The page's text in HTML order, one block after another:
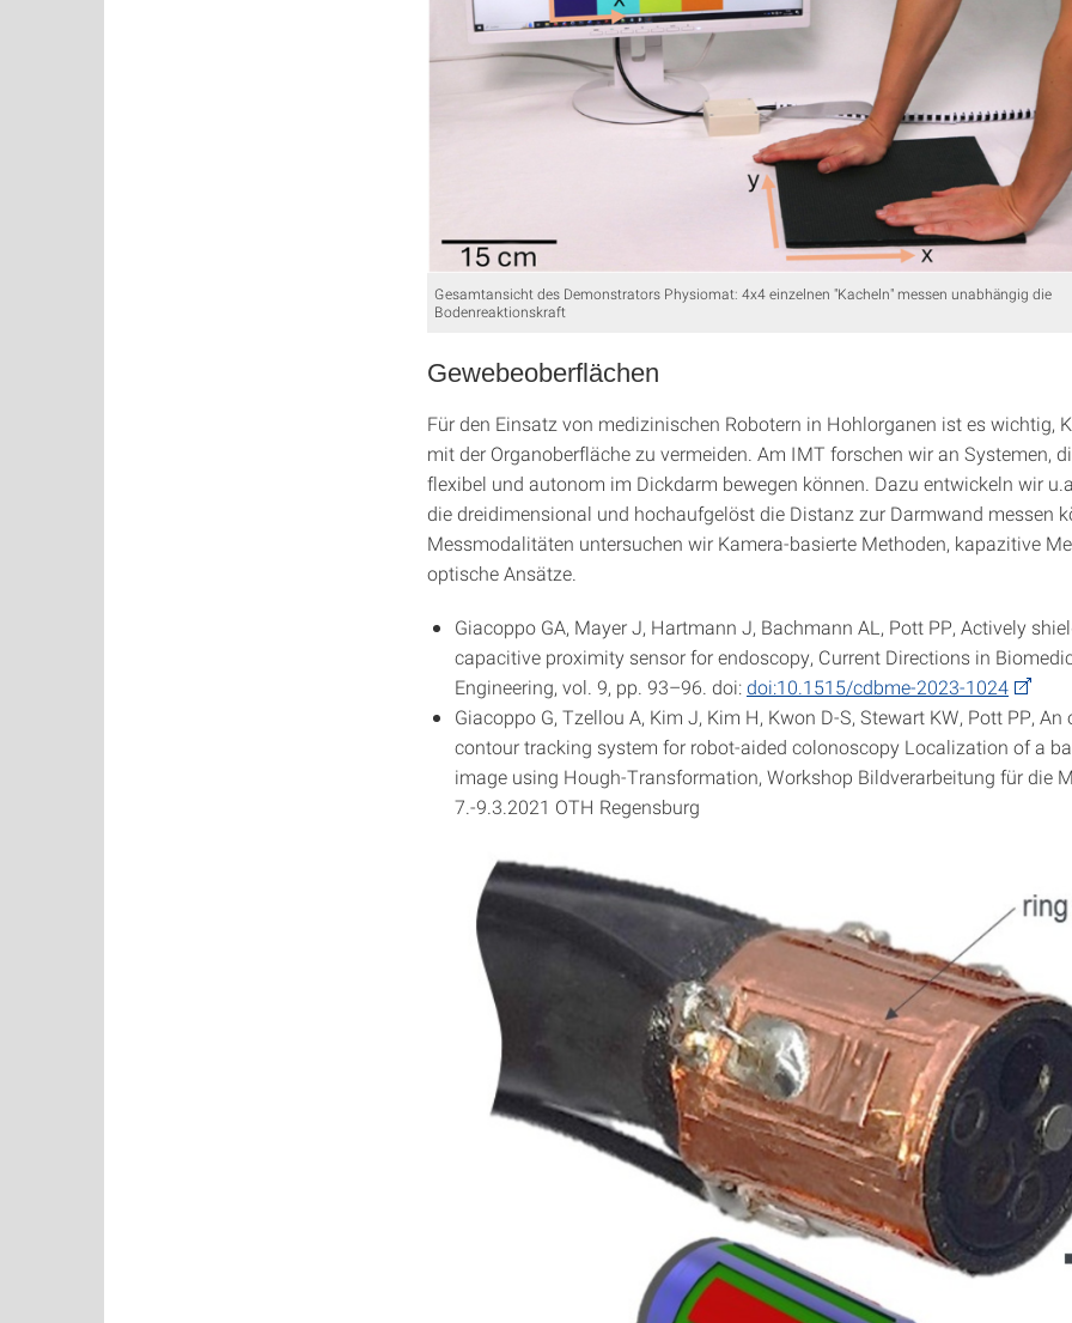
Gesamtansicht des Demonstrators Physiomat: 4x4 einzelnen "Kacheln" messen unabhängig die
Bodenreaktionskraft
Gewebeoberflächen
Für den Einsatz von medizinischen Robotern in Hohlorganen ist es wichtig,
mit der Organoberfläche zu vermeiden. Am IMT forschen wir an Systemen,
flexibel und autonom im Dickdarm bewegen können. Dazu entwickeln wir
die dreidimensional und hochaufgelöst die Distanz zur Darmwand messen
Messmodalitäten untersuchen wir Kamera-basierte Methoden, kapazitive
optische Ansätze.
Giacoppo GA, Mayer J, Hartmann J, Bachmann AL, Pott PP, Actively
capacitive proximity sensor for endoscopy, Current Directions in
Engineering, vol. 9, pp. 93–96. doi:doi:10.1515/cdbme-2023-1024
Giacoppo G, Tzellou A, Kim J, Kim H, Kwon D-S, Stewart KW, Pott PP,
contour tracking system for robot-aided colonoscopy Localization of a
image using Hough-Transformation, Workshop Bildverarbeitung für die
7.-9.3.2021 OTH Regensburg